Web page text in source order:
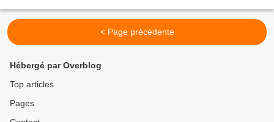
< Page précédente
Hébergé par Overblog
Top articles
Pages